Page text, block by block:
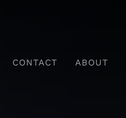
CONTACT ABOUT